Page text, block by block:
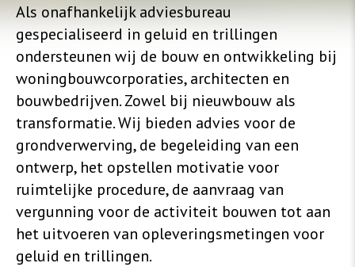
Als onafhankelijk adviesbureau
gespecialiseerd in geluid en trillingen
ondersteunen wij de bouw en ontwikkeling bij
woningbouwcorporaties, architecten en
bouwbedrijven. Zowel bij nieuwbouw als
transformatie. Wij bieden advies voor de
grondverwerving, de begeleiding van een
ontwerp, het opstellen motivatie voor
ruimtelijke procedure, de aanvraag van
vergunning voor de activiteit bouwen tot aan
het uitvoeren van opleveringsmetingen voor
geluid en trillingen.